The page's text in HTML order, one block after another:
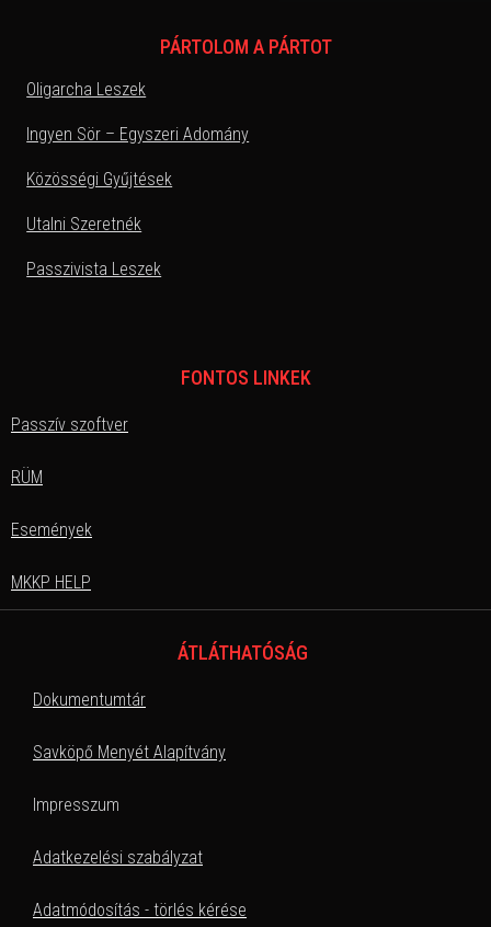
PÁRTOLOM A PÁRTOT
Oligarcha Leszek
Ingyen Sör – Egyszeri Adomány
Közösségi Gyűjtések
Utalni Szeretnék
Passzivista Leszek
FONTOS LINKEK
Passzív szoftver
RÜM
Események
MKKP HELP
ÁTLÁTHATÓSÁG
Dokumentumtár
Savköpő Menyét Alapítvány
Impresszum
Adatkezelési szabályzat
Adatmódosítás - törlés kérése